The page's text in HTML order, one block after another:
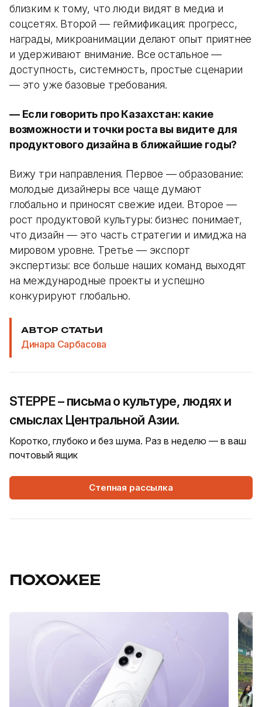
близким к тому, что люди видят в медиа и
соцсетях. Второй — геймификация: прогресс,
награды, микроанимации делают опыт приятнее
и удерживают внимание. Все остальное —
доступность, системность, простые сценарии
— это уже базовые требования.
— Если говорить про Казахстан: какие
возможности и точки роста вы видите для
продуктового дизайна в ближайшие годы?
Вижу три направления. Первое — образование:
молодые дизайнеры все чаще думают
глобально и приносят свежие идеи. Второе —
рост продуктовой культуры: бизнес понимает,
что дизайн — это часть стратегии и имиджа на
мировом уровне. Третье — экспорт
экспертизы: все больше наших команд выходят
на международные проекты и успешно
конкурируют глобально.
АВТОР СТАТЬИ
Динара Сарбасова
STEPPE – письма о культуре, людях и
смыслах Центральной Азии.
Коротко, глубоко и без шума. Раз в неделю — в ваш
почтовый ящик
Степная рассылка
ПОХОЖЕЕ